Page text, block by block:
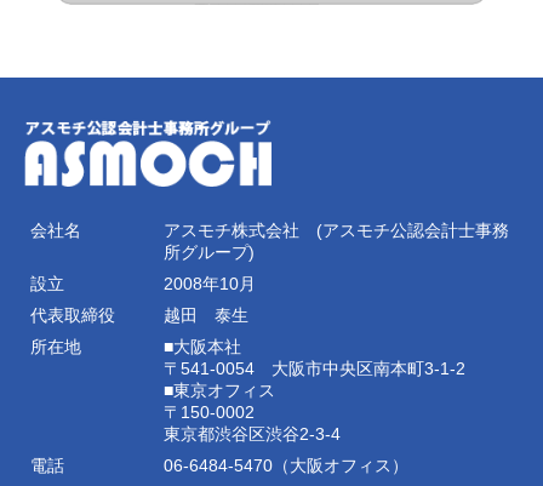
会社名
アスモチ株式会社 (アスモチ公認会計士事務
所グループ)
設立
2008年10月
代表取締役
越田 泰生
所在地
■大阪本社
〒541-0054 大阪市中央区南本町3-1-2
■東京オフィス
〒150-0002
東京都渋谷区渋谷2-3-4
電話
06-6484-5470（大阪オフィス）